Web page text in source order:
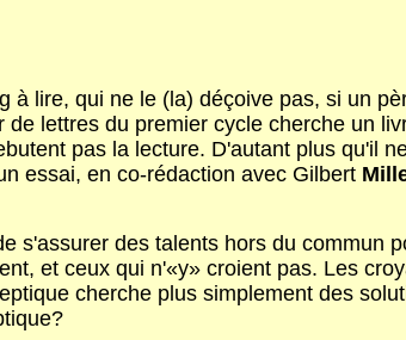
lire, qui ne le (la) déçoive pas, si un
lettres du premier cycle cherche un
pas la lecture. D'autant plus qu'il
essai, en co-rédaction avec Gilbert
s'assurer des talents hors du commun
et ceux qui n'«y» croient pas. Les
cherche plus simplement des